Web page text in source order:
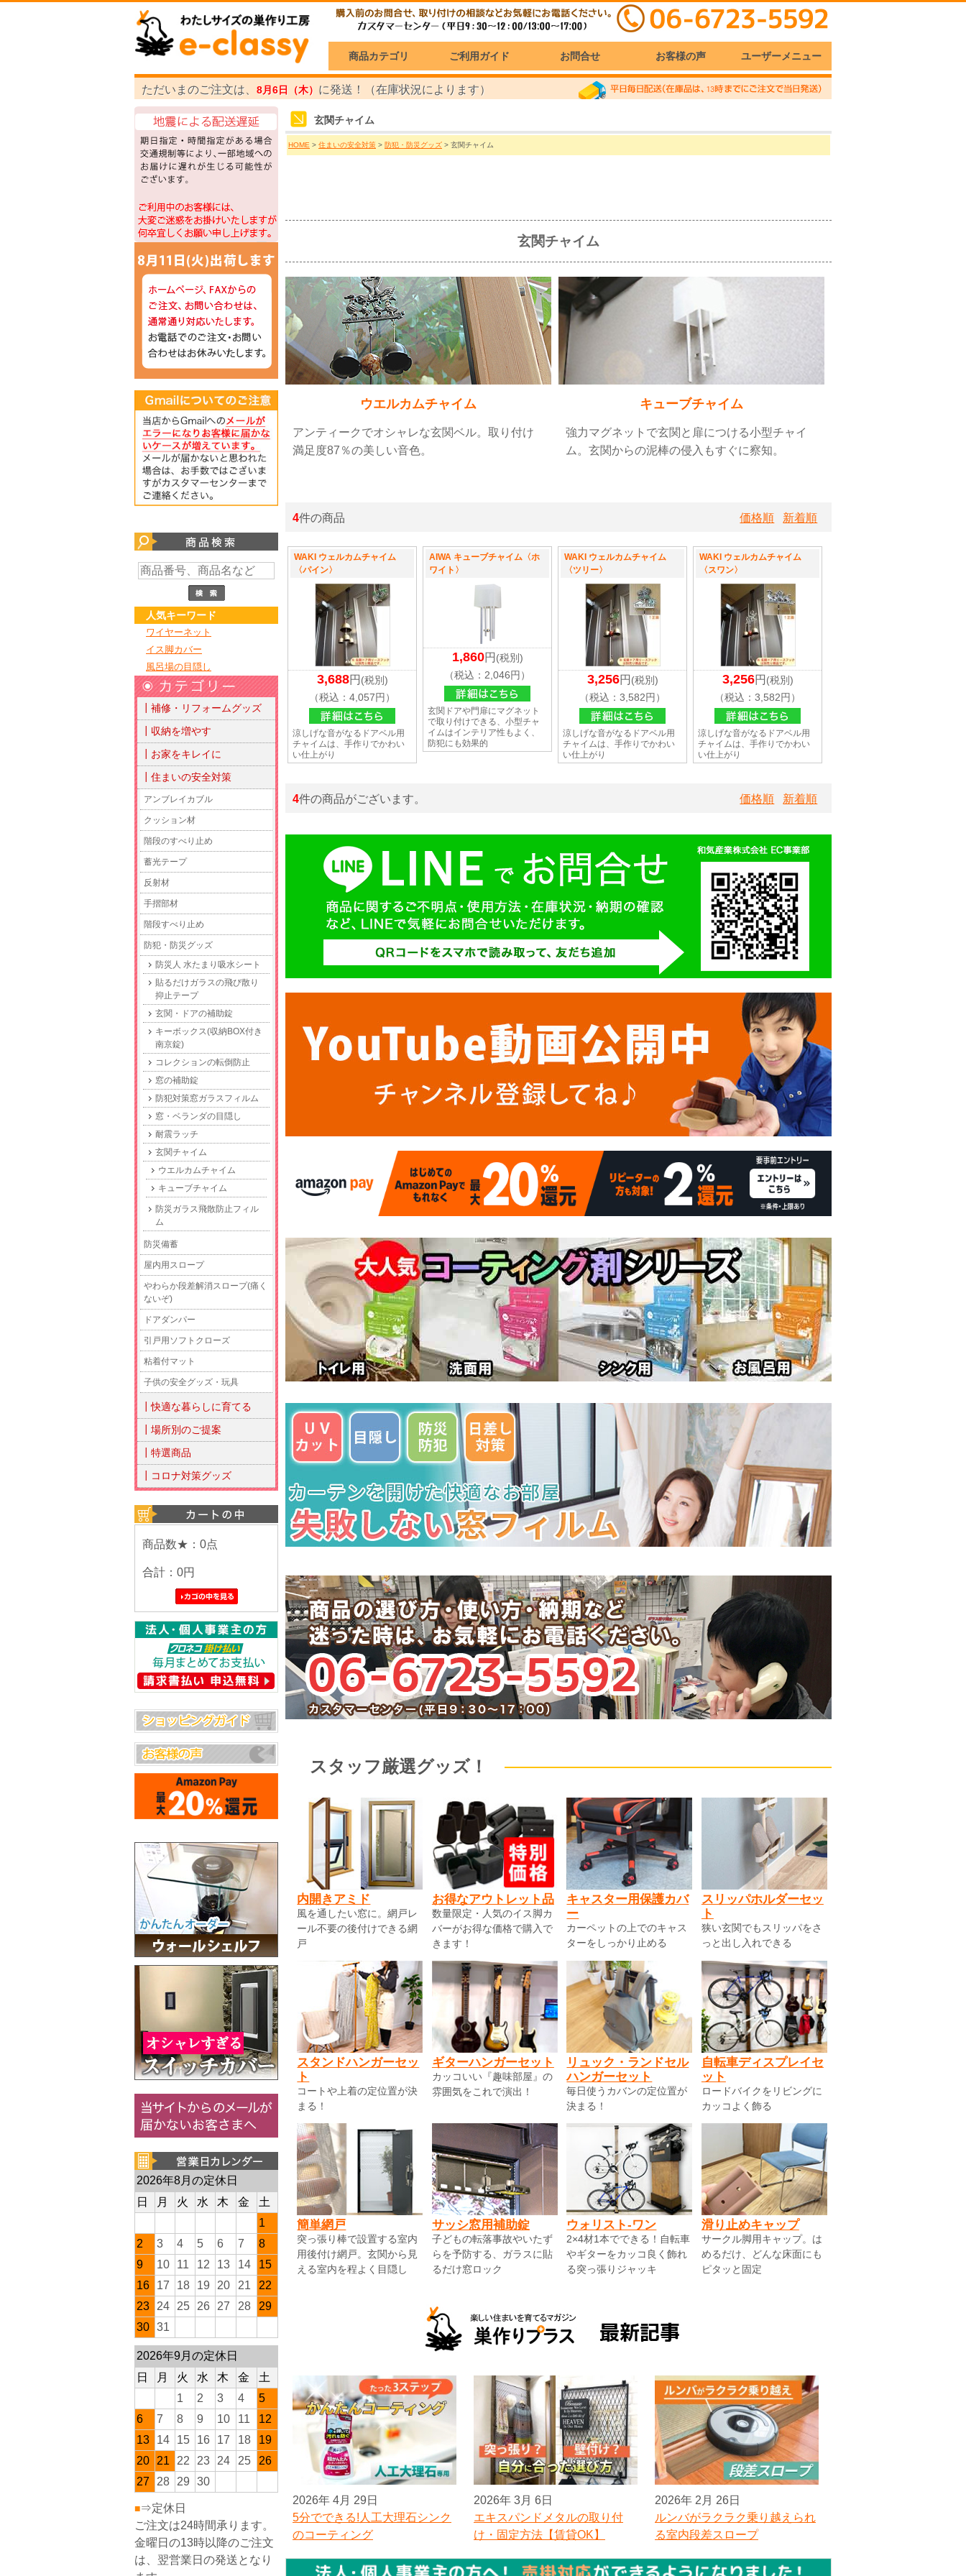
商品カテゴリ ご利用ガイド お問合せ お客様の声 ユーザーメニュー
ただいまのご注文は、 8月6日（木） に発送！（在庫状況によります）
人気キーワード
ワイヤーネット
イス脚カバー
風呂場の目隠し
┃補修・リフォームグッズ
┃収納を増やす
┃お家をキレイに
┃住まいの安全対策
アンブレイカブル
クッション材
階段のすべり止め
蓄光テープ
反射材
手摺部材
階段すべり止め
防犯・防災グッズ
防災人 水たまり吸水シート
貼るだけガラスの飛び散り
抑止テープ
玄関・ドアの補助錠
キーボックス(収納BOX付き
南京錠)
コレクションの転倒防止
窓の補助錠
防犯対策窓ガラスフィルム
窓・ベランダの目隠し
耐震ラッチ
玄関チャイム
ウエルカムチャイム
キューブチャイム
防災ガラス飛散防止フィル
ム
防災備蓄
屋内用スロープ
やわらか段差解消スロープ(痛く
ないぞ)
ドアダンパー
引戸用ソフトクローズ
粘着付マット
子供の安全グッズ・玩具
┃快適な暮らしに育てる
┃場所別のご提案
┃特選商品
┃コロナ対策グッズ
商品数★：0点
合計： 0円
2026年8月の定休日
日
月 火 水 木 金
土
1
2
3 4 5 6 7
8
9
10 11 12 13 14
15
16
17 18 19 20 21
22
23
24 25 26 27 28
29
30 31
2026年9月の定休日
日
月 火 水 木 金
土
1
2 3 4
5
6
7 8 9 10 11
12
13
14 15 16 17 18
19
20
21 22 23 24 25
26
27
28 29 30
■⇒定休日
ご注文は24時間承ります。
金曜日の13時以降のご注文
は、翌営業日の発送となり
玄関チャイム
HOME > 住まいの安全対策 > 防犯・防災グッズ > 玄関チャイム
玄関チャイム
ウエルカムチャイム
アンティークでオシャレな玄関ベル。取り付け
満足度87％の美しい音色。
キューブチャイム
強力マグネットで玄関と扉につける小型チャイ
ム。玄関からの泥棒の侵入もすぐに察知。
4件の商品 価格順 新着順
WAKI ウェルカムチャイム
〈パイン〉
3,688円 (税別)
（税込：4,057円）
涼しげな音がなるドアベル用
チャイムは、手作りでかわい
い仕上がり
AIWA キューブチャイム〈ホ
ワイト〉
1,860円 (税別)
（税込：2,046円）
玄関ドアや門扉にマグネット
で取り付けできる、小型チャ
イムはインテリア性もよく、
防犯にも効果的
WAKI ウェルカムチャイム
〈ツリー〉
3,256円 (税別)
（税込：3,582円）
涼しげな音がなるドアベル用
チャイムは、手作りでかわい
い仕上がり
WAKI ウェルカムチャイム
〈スワン〉
3,256円 (税別)
（税込：3,582円）
涼しげな音がなるドアベル用
チャイムは、手作りでかわい
い仕上がり
4件の商品がございます。 価格順 新着順
スタッフ厳選グッズ！
内開きアミド
風を通したい窓に。網戸レ
ール不要の後付けできる網
戸
お得なアウトレット品
数量限定・人気のイス脚カ
バーがお得な価格で購入で
きます！
キャスター用保護カバ
ー
カーペットの上でのキャス
ターをしっかり止める
スリッパホルダーセッ
ト
狭い玄関でもスリッパをさ
っと出し入れできる
スタンドハンガーセッ
ト
コートや上着の定位置が決
まる！
ギターハンガーセット
カッコいい『趣味部屋』の
雰囲気をこれで演出！
リュック・ランドセル
ハンガーセット
毎日使うカバンの定位置が
決まる！
自転車ディスプレイセ
ット
ロードバイクをリビングに
カッコよく飾る
簡単網戸
突っ張り棒で設置する室内
用後付け網戸。玄関から見
える室内を程よく目隠し
サッシ窓用補助錠
子どもの転落事故やいたず
らを予防する、ガラスに貼
るだけ窓ロック
ウォリスト-ワン
2×4材1本でできる！自転車
やギターをカッコ良く飾れ
る突っ張りジャッキ
滑り止めキャップ
サークル脚用キャップ。は
めるだけ、どんな床面にも
ピタッと固定
2026年 4月 29日
5分でできる!人工大理石シンク
のコーティング
2026年 3月 6日
エキスパンドメタルの取り付
け・固定方法【賃貸OK】
2026年 2月 26日
ルンバがラクラク乗り越えられ
る室内段差スロープ